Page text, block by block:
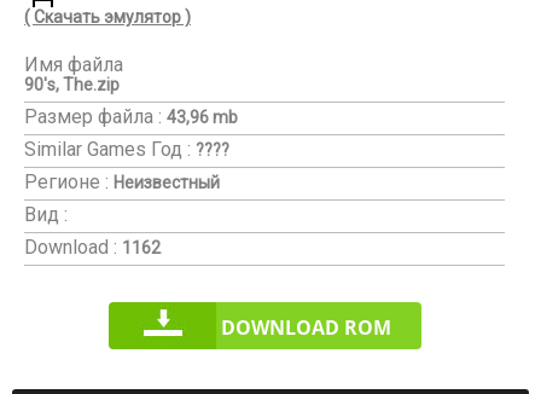
( Скачать эмулятор )
Имя файла
90's, The.zip
Размер файла : 43,96 mb
Similar Games Год : ????
Регионе : Неизвестный
Вид :
Download : 1162
DOWNLOAD ROM